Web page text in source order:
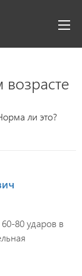
ли это?
80 ударов в